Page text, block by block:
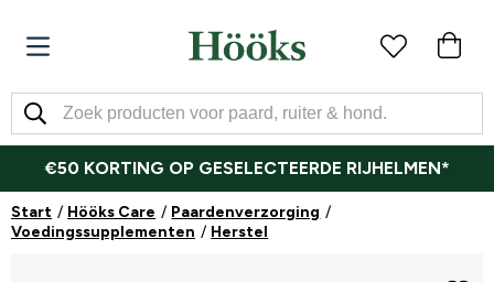
€50 KORTING OP GESELECTEERDE RIJHELMEN*
Start Hööks Care
Paardenverzorging
Voedingssupplementen
Herstel